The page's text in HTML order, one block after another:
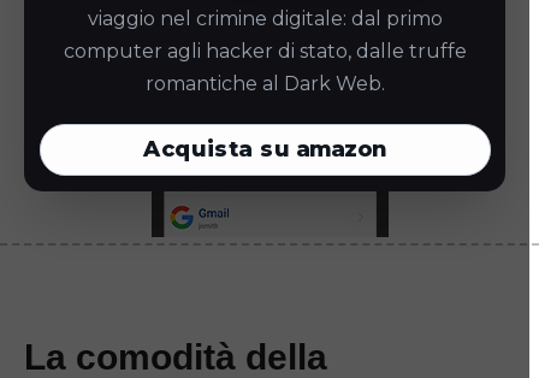
viaggio nel crimine digitale: dal primo
computer agli hacker di stato, dalle truffe
romantiche al Dark Web.
Acquista su amazon
La comodità della